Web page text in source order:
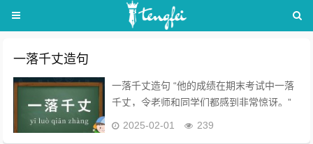
一落千丈造句
一落千丈造句 “他的成绩在期末考试中一落
千丈，令老师和同学们都感到非常惊讶。”
2025-02-01 239